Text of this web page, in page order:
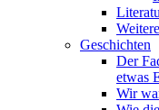
Geschichten
Der
etwas
Wir